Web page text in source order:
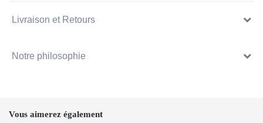
Livraison et Retours
Notre philosophie
Vous aimerez également